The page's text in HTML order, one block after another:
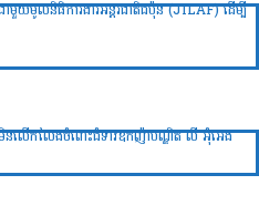
ាមួយមូលនិធិការងារអន្ដរជាតិជប៉ុន (JILAF) ដើម្បី
ោយមិនលើកលែងចំពោះជំទាវឧកញ៉ាបណ្ឌិត លី អ៊ុំអេង